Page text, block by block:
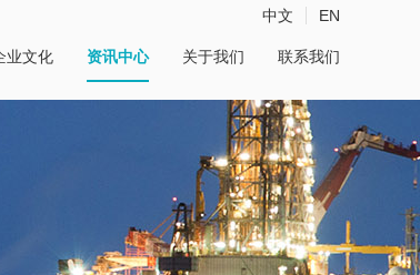
中文 EN
业文化 资讯中心 关于我们 联系我们